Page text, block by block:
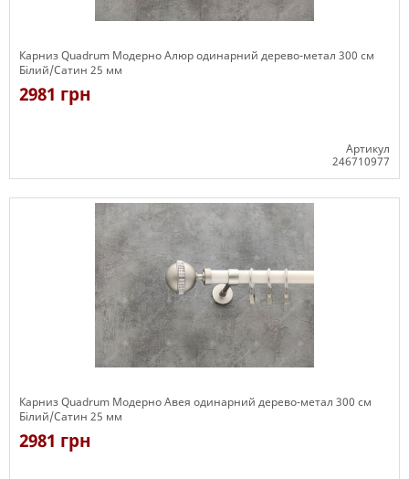
Карниз Quadrum Модерно Алюр одинарний дерево-метал 300 см
Білий/Сатин 25 мм
2981 грн
Артикул
246710977
Карниз Quadrum Модерно Авея одинарний дерево-метал 300 см
Білий/Сатин 25 мм
2981 грн